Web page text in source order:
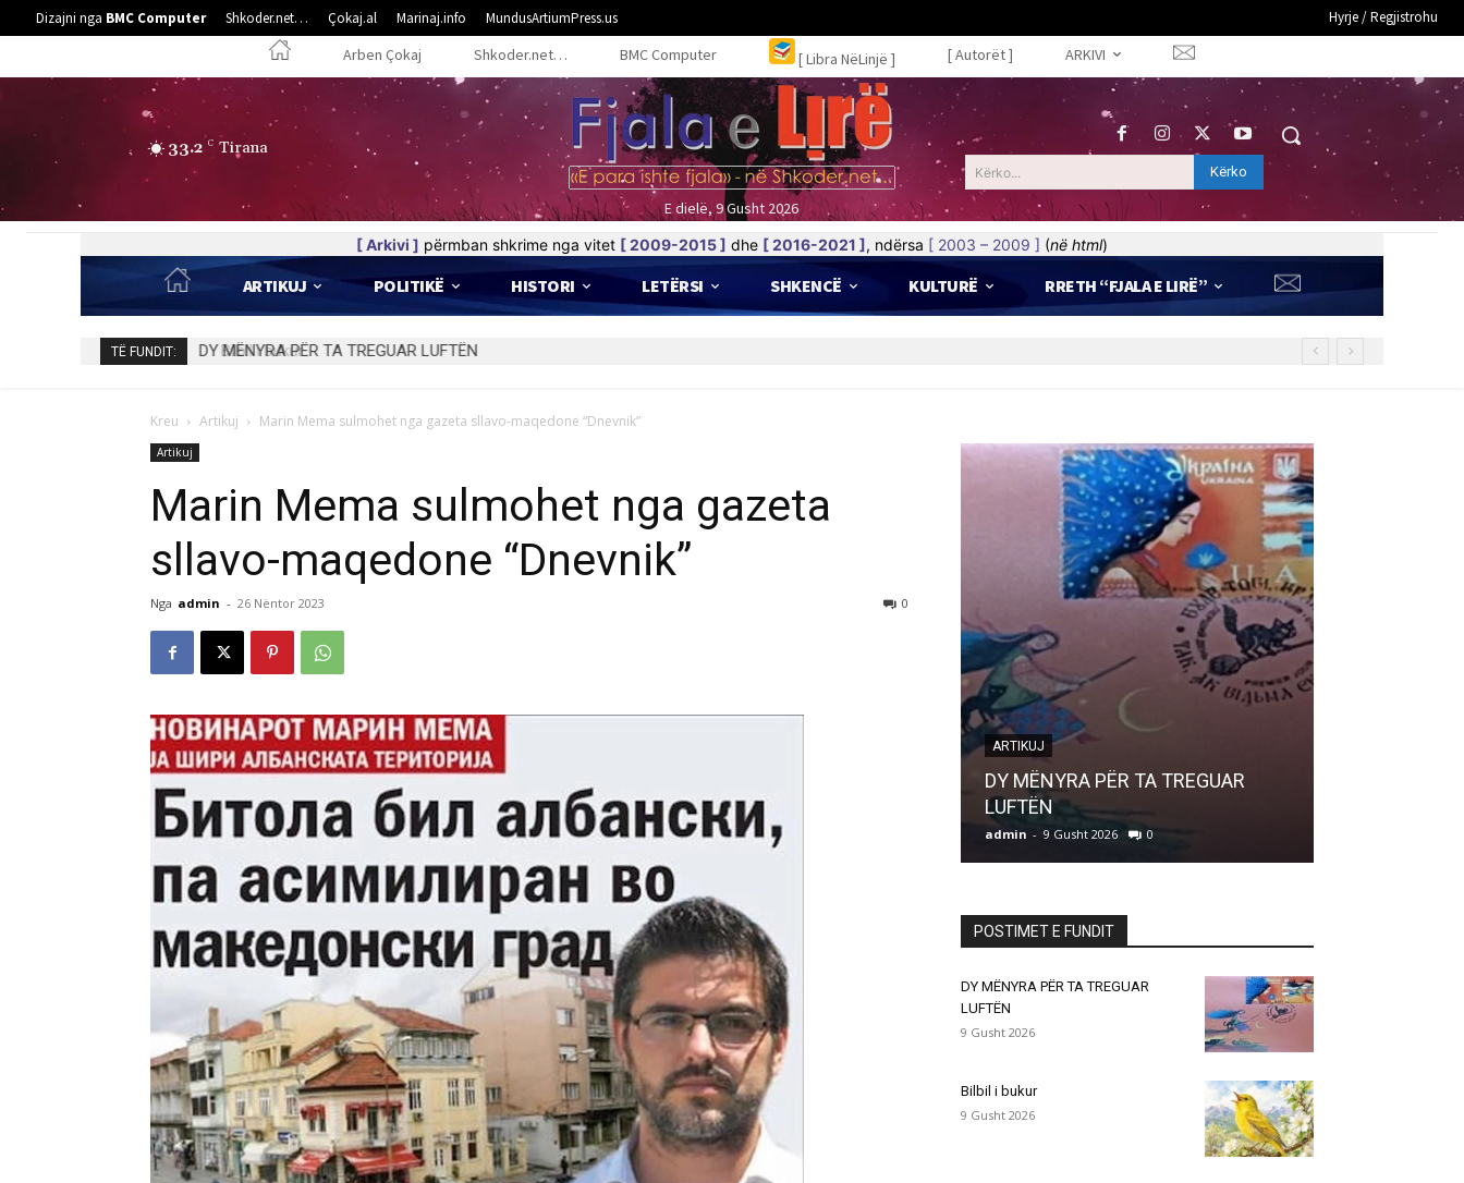
Dizajni nga BMC Computer Shkoder.net… Çokaj.al Marinaj.info MundusArtiumPress.us Hyrje / Regjistrohu
Arben Çokaj Shkoder.net… BMC Computer [ Libra NëLinjë ] [ Autorët ] ARKIVI
33.2 C Tirana
E dielë, 9 Gusht 2026
Kërko... Kërko
[ Arkivi ] përmban shkrime nga vitet [ 2009-2015 ] dhe [ 2016-2021 ], ndërsa [ 2003 – 2009 ] (në html)
ARTIKUJ POLITIKË HISTORI LETËRSI SHKENCË KULTURË RRETH “FJALA E LIRË”
TË FUNDIT: Bilbil i bukur
Kreu Artikuj Marin Mema sulmohet nga gazeta sllavo-maqedone “Dnevnik”
Artikuj
Marin Mema sulmohet nga gazeta
sllavo-maqedone “Dnevnik”
Nga admin - 26 Nëntor 2023 0
ARTIKUJ
DY MËNYRA PËR TA TREGUAR
LUFTËN
admin - 9 Gusht 2026 0
POSTIMET E FUNDIT
DY MËNYRA PËR TA TREGUAR
LUFTËN
9 Gusht 2026
Bilbil i bukur
9 Gusht 2026